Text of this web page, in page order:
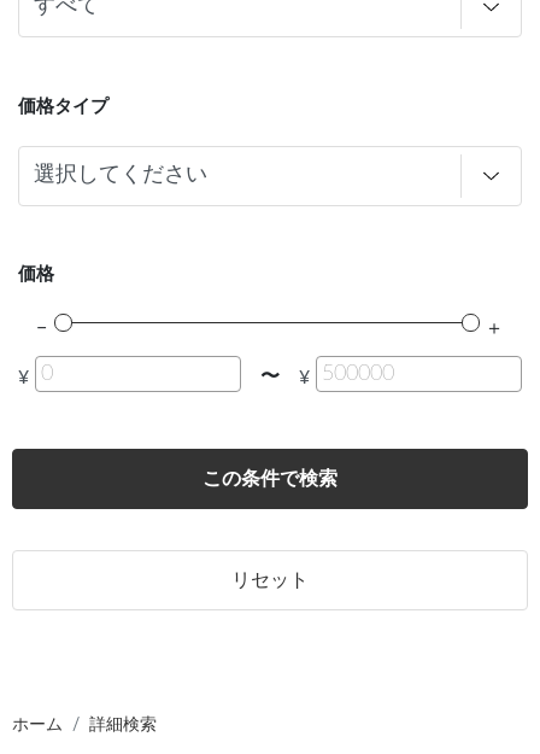
価格タイプ
価格
¥ 〜 ¥
この条件で検索
リセット
ホーム 詳細検索